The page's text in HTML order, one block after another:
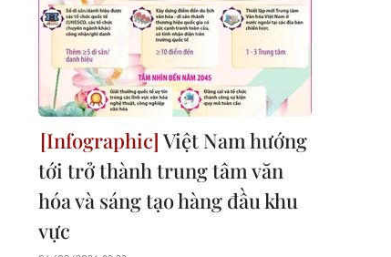
Việt Nam hướng
tới trở thành trung tâm văn
hóa và sáng tạo hàng đầu khu
vực